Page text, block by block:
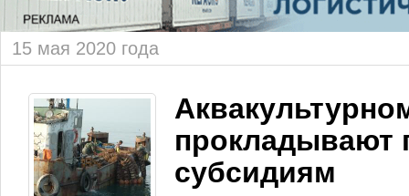
15 мая 2020 года
прокладывают
субсидиям